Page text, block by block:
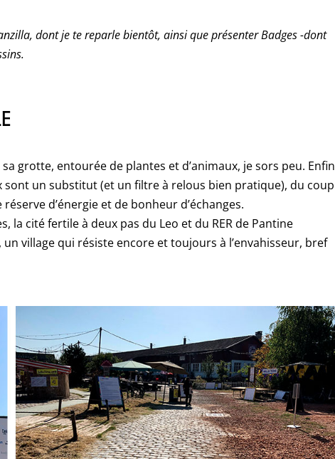
dont je te reparle bientôt, ainsi que présenter Badges -dont
grotte, entourée de plantes et d’animaux, je sors peu. Enfin
sont un substitut (et un filtre à relous bien pratique), du coup
d’énergie et de bonheur d’échanges.
la cité fertile à deux pas du Leo et du RER de Pantine
village qui résiste encore et toujours à l’envahisseur, bref